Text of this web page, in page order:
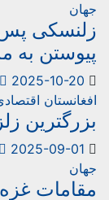
پس از
به
2025-10-20
tv
اقتصادی
2025-09-01
tv
غزه